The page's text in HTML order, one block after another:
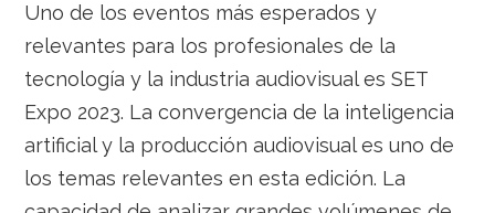
Uno de los eventos más esperados y
relevantes para los profesionales de la
tecnología y la industria audiovisual es SET
Expo 2023. La convergencia de la inteligencia
artificial y la producción audiovisual es uno de
los temas relevantes en esta edición. La